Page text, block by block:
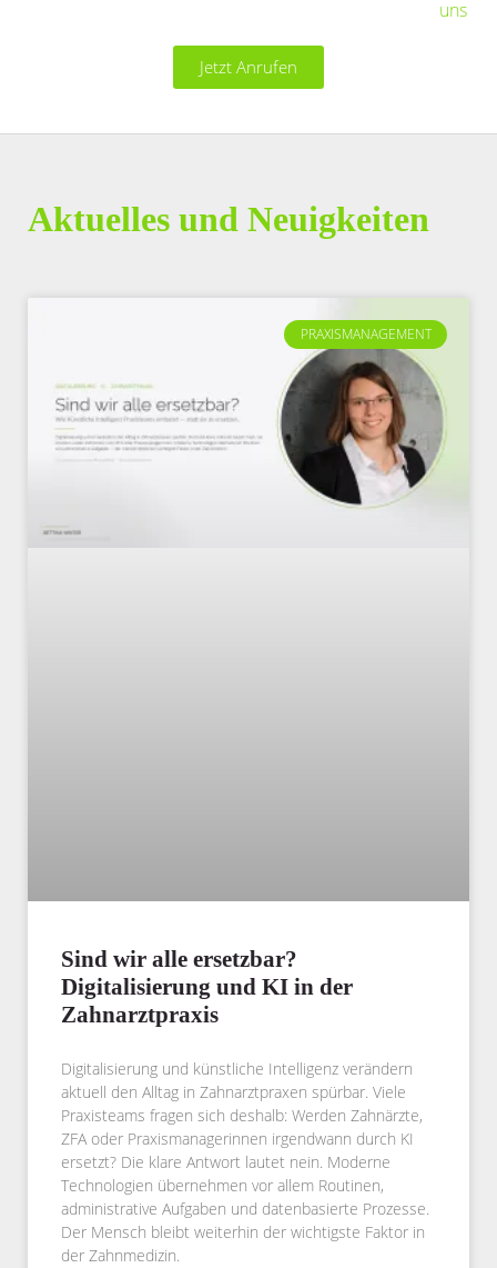
uns
Jetzt Anrufen
Aktuelles und Neuigkeiten
PRAXISMANAGEMENT
Sind wir alle ersetzbar?
Digitalisierung und KI in der
Zahnarztpraxis
Digitalisierung und künstliche Intelligenz verändern
aktuell den Alltag in Zahnarztpraxen spürbar. Viele
Praxisteams fragen sich deshalb: Werden Zahnärzte,
ZFA oder Praxismanagerinnen irgendwann durch KI
ersetzt? Die klare Antwort lautet nein. Moderne
Technologien übernehmen vor allem Routinen,
administrative Aufgaben und datenbasierte Prozesse.
Der Mensch bleibt weiterhin der wichtigste Faktor in
der Zahnmedizin.